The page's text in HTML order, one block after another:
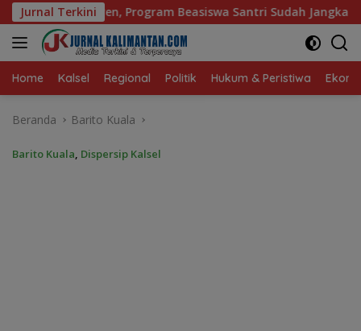
Langsung
ke
konten
Jurnal TerkiniSantri Sudah Jangkau 2.751 Penerima
Home Kalsel Regional Politik Hukum & Peristiwa
Beranda Barito Kuala
Barito Kuala, Dispersip Kalsel